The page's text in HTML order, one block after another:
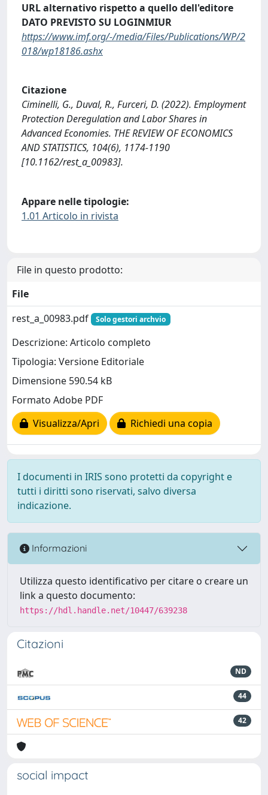
URL alternativo rispetto a quello dell'editore
DATO PREVISTO SU LOGINMIUR
https://www.imf.org/-/media/Files/Publications/WP/2
018/wp18186.ashx
Citazione
Ciminelli, G., Duval, R., Furceri, D. (2022). Employment
Protection Deregulation and Labor Shares in
Advanced Economies. THE REVIEW OF ECONOMICS
AND STATISTICS, 104(6), 1174-1190
[10.1162/rest_a_00983].
Appare nelle tipologie:
1.01 Articolo in rivista
File in questo prodotto:
File
rest_a_00983.pdf
Solo gestori archvio
Descrizione: Articolo completo
Tipologia: Versione Editoriale
Dimensione 590.54 kB
Formato Adobe PDF
Visualizza/Apri
Richiedi una copia
I documenti in IRIS sono protetti da copyright e
tutti i diritti sono riservati, salvo diversa
indicazione.
Informazioni
Utilizza questo identificativo per citare o creare un
link a questo documento:
https://hdl.handle.net/10447/639238
Citazioni
ND
44
42
social impact